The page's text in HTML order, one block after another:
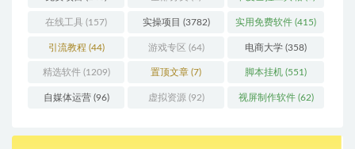
在线工具 (157) 实操项目 (3782) 实用免费软件 (415)
引流教程 (44) 游戏专区 (64) 电商大学 (358)
精选软件(1209) 置顶文章 (7) 脚本挂机 (551)
自媒体运营(96) 虚拟资源 (92) 视屏制作软件(62)